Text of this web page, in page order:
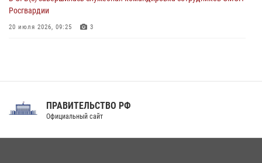
Росгвардии
20 июля 2026, 09:25 3
Праздник «Один день с Росгвардией» к 105-летию Центрального
ПРАВИТЕЛЬСТВО РФ
Официальный сайт